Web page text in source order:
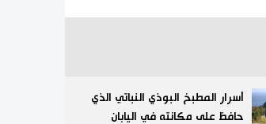
Русский
المطبخ الياباني
أسرار المطبخ البوذي النباتي الذي
حافظ على مكانته في اليابان